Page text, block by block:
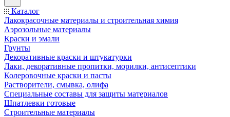
Каталог
Лакокрасочные материалы и строительная химия
Аэрозольные материалы
Краски и эмали
Грунты
Декоративные краски и штукатурки
Лаки, декоративные пропитки, морилки, антисептики
Колеровочные краски и пасты
Растворители, смывка, олифа
Специальные составы для защиты материалов
Шпатлевки готовые
Строительные материалы